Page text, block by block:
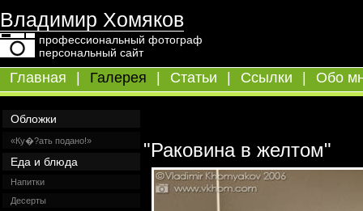
Владимир Хомяков
профессиональный фотограф
персональный сайт
Главная Галерея Статьи Ссылки Обо
Обложки
«Ку�?ать подано!»
Еда и блюда
Напитки
Десерты
"Раковина в желтом"